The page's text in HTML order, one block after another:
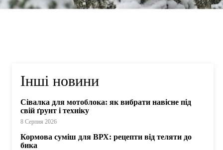
Інші новини
Сівалка для мотоблока: як вибрати навісне під
свій ґрунт і техніку
8 Серпня 2026
Кормова суміш для ВРХ: рецепти від теляти до
бика